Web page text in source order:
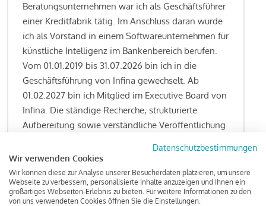
Beratungsunternehmen war ich als Geschäftsführer
einer Kreditfabrik tätig. Im Anschluss daran wurde
ich als Vorstand in einem Softwareunternehmen für
künstliche Intelligenz im Bankenbereich berufen.
Vom 01.01.2019 bis 31.07.2026 bin ich in die
Geschäftsführung von Infina gewechselt. Ab
01.02.2027 bin ich Mitglied im Executive Board von
Infina. Die ständige Recherche, strukturierte
Aufbereitung sowie verständliche Veröffentlichung
Kreditgeschäft gehören zu den wesentlichen
Schwerpunktsetzungen meiner Funktion.
Datenschutzbestimmungen
Wir verwenden Cookies
Wir können diese zur Analyse unserer Besucherdaten platzieren, um unsere
Webseite zu verbessern, personalisierte Inhalte anzuzeigen und Ihnen ein
großartiges Webseiten-Erlebnis zu bieten. Für weitere Informationen zu den
von uns verwendeten Cookies öffnen Sie die Einstellungen.